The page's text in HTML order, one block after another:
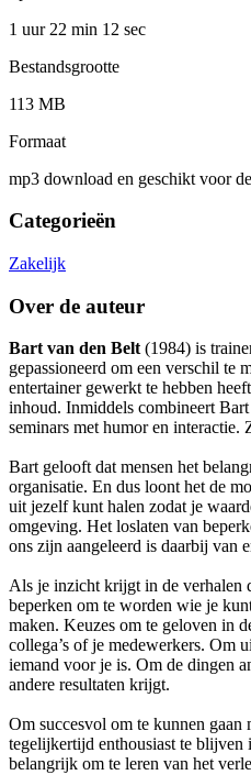
1 uur 22 min 12 sec
Bestandsgrootte
113 MB
Formaat
mp3 download en geschikt voor
Categorieën
Zakelijk
Over de auteur
Bart van den Belt(1984) is
gepassioneerd om een verschil te
entertainer gewerkt te hebben
inhoud. Inmiddels combineert
seminars met humor en interactie.
Bart gelooft dat mensen het
organisatie. En dus loont het de
uit jezelf kunt halen zodat je
omgeving. Het loslaten van
ons zijn aangeleerd is daarbij van
Als je inzicht krijgt in de verhalen
beperken om te worden wie je
maken. Keuzes om te geloven in
collega’s of je medewerkers. Om
iemand voor je is. Om de dingen
andere resultaten krijgt.
Om succesvol om te kunnen gaan
tegelijkertijd enthousiast te
belangrijk om te leren van het